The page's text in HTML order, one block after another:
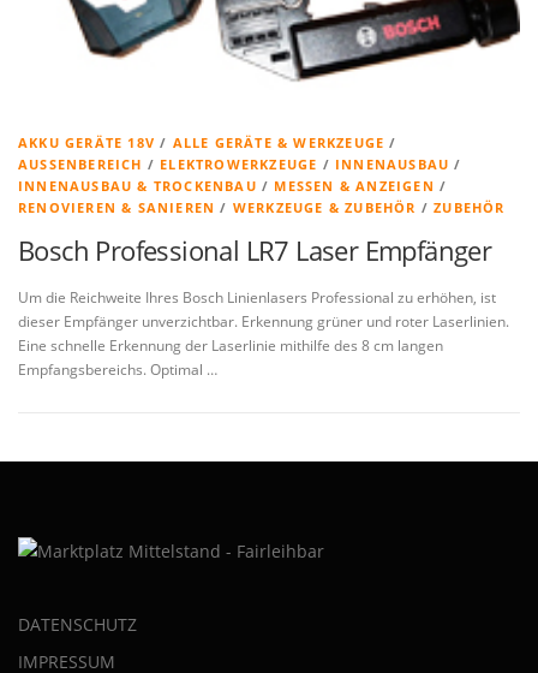
AKKU GERÄTE 18V / ALLE GERÄTE & WERKZEUGE /
AUSSENBEREICH
/ ELEKTROWERKZEUGE / INNENAUSBAU /
INNENAUSBAU & TROCKENBAU / MESSEN & ANZEIGEN /
RENOVIEREN & SANIEREN / WERKZEUGE & ZUBEHÖR /ZUBEHÖR
Bosch Professional LR7 Laser Empfänger
Um die Reichweite Ihres Bosch Linienlasers Professional zu erhöhen, ist
dieser Empfänger unverzichtbar. Erkennung grüner und roter Laserlinien.
Eine schnelle Erkennung der Laserlinie mithilfe des 8 cm langen
Empfangsbereichs. Optimal …
DATENSCHUTZ
IMPRESSUM